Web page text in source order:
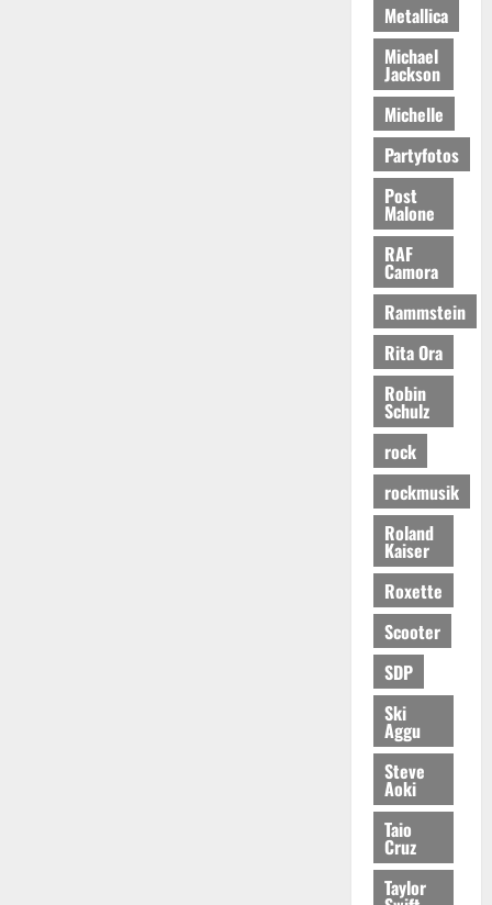
Metallica
Michael
Jackson
Michelle
Partyfotos
Post
Malone
RAF
Camora
Rammstein
Rita Ora
Robin
Schulz
rock
rockmusik
Roland
Kaiser
Roxette
Scooter
SDP
Ski
Aggu
Steve
Aoki
Taio
Cruz
Taylor